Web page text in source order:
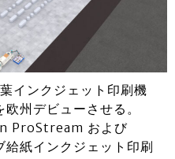
インクジェット印刷機
州デビューさせる。
ProStream および
紙インクジェット印刷